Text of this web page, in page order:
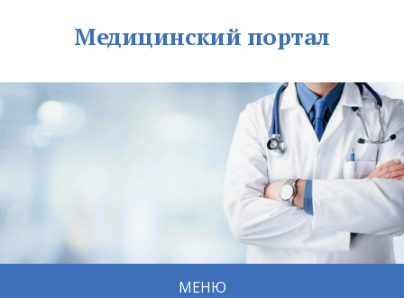
Медицинский портал
МЕНЮ